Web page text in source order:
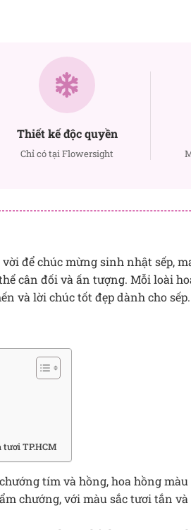
Thiết kế độc quyền
Chỉ có tại Flowersight
để chúc mừng sinh nhật sếp,
cân đối và ấn tượng. Mỗi loài
và lời chúc tốt đẹp dành cho sếp.
tươi TP.HCM
tím và hồng, hoa hồng
chướng, với màu sắc tươi tắn